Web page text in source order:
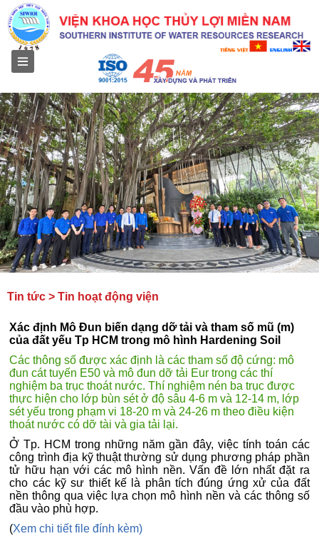
Tin tức > Tin hoạt động viện
Xác định Mô Đun biến dạng dỡ tải và tham số mũ (m)
của đất yếu Tp HCM trong mô hình Hardening Soil
Các thông số được xác định là các tham số độ cứng: mô
đun cát tuyến E50 và mô đun dỡ tải Eur trong các thí
nghiệm ba trục thoát nước. Thí nghiệm nén ba trục được
thực hiện cho lớp bùn sét ở độ sâu 4-6 m và 12-14 m, lớp
sét yếu trong phạm vi 18-20 m và 24-26 m theo điều kiện
thoát nước có dỡ tài và gia tải lại.
Ở Tp. HCM trong những năm gần đây, việc tính toán các
công trình địa kỹ thuật thường sử dụng phương pháp phần
tử hữu hạn với các mô hình nền. Vấn đề lớn nhất đặt ra
cho các kỹ sư thiết kế là phân tích đúng ứng xử của đất
nền thông qua việc lựa chọn mô hình nền và các thông số
đầu vào phù hợp.
(Xem chi tiết file đính kèm)